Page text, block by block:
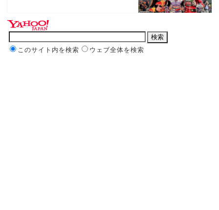
このサイト内を検索 ウェブ全体を検索